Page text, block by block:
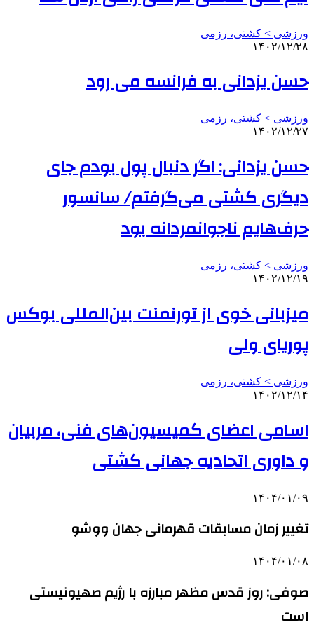
ورزشی > کشتی، رزمی
۱۴۰۲/۱۲/۲۸
حسن یزدانی به فرانسه می رود
ورزشی > کشتی، رزمی
۱۴۰۲/۱۲/۲۷
حسن یزدانی: اگر دنبال پول بودم جای
دیگری کشتی می‌گرفتم/ سانسور
حرف‌هایم ناجوانمردانه بود
ورزشی > کشتی، رزمی
۱۴۰۲/۱۲/۱۹
میزبانی خوی از تورنمنت بین‌المللی بوکس
پوریای ولی
ورزشی > کشتی، رزمی
۱۴۰۲/۱۲/۱۴
اسامی اعضای کمیسیون‌های فنی، مربیان
و داوری اتحادیه جهانی کشتی
۱۴۰۴/۰۱/۰۹
تغییر زمان مسابقات قهرمانی جهان ووشو
۱۴۰۴/۰۱/۰۸
صوفی: روز قدس مظهر مبارزه با رژیم صهیونیستی
است